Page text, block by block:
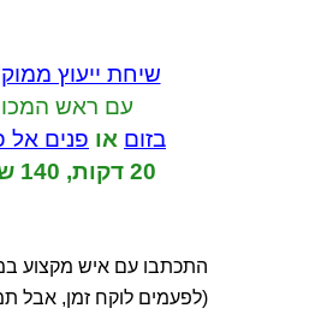
שיחת ייעוץ
עם ראש
בזום או פנים אל
התכתבו עם איש מקצוע
(לפעמים לוקח זמן, אבל